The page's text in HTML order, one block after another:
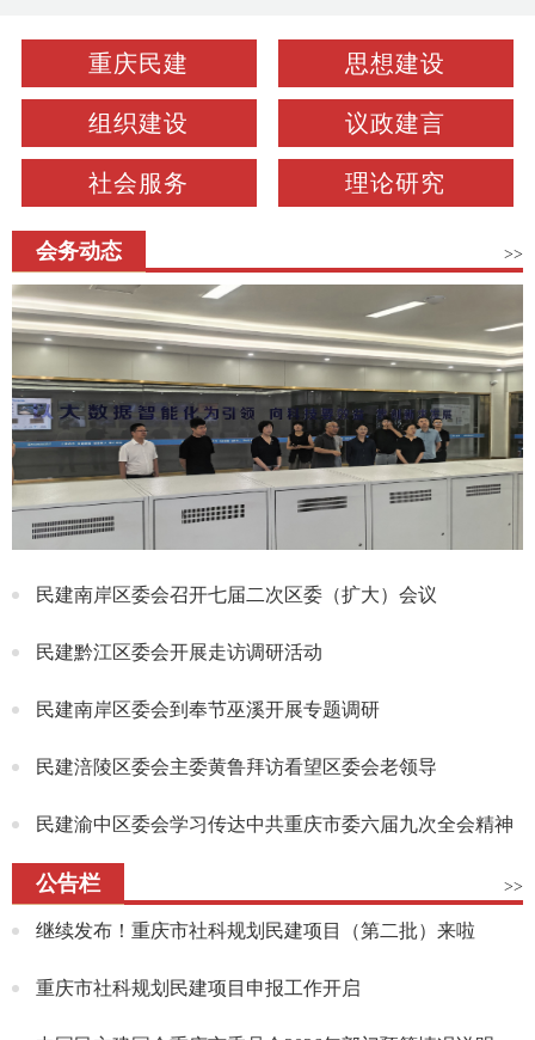
重庆民建 思想建设
组织建设 议政建言
社会服务 理论研究
会务动态 >>
民建南岸区委会召开七届二次区委（扩大）会议
民建黔江区委会开展走访调研活动
民建南岸区委会到奉节巫溪开展专题调研
民建涪陵区委会主委黄鲁拜访看望区委会老领导
民建渝中区委会学习传达中共重庆市委六届九次全会精神
公告栏 >>
继续发布！重庆市社科规划民建项目（第二批）来啦
重庆市社科规划民建项目申报工作开启